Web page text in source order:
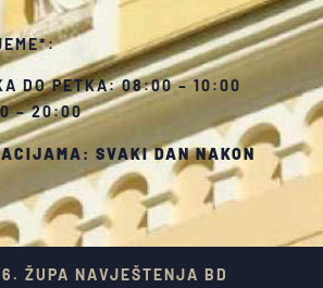
DO PETKA: 08:00 – 10:00
– 20:00
SVAKI DAN NAKON
ŽUPA NAVJEŠTENJA BD